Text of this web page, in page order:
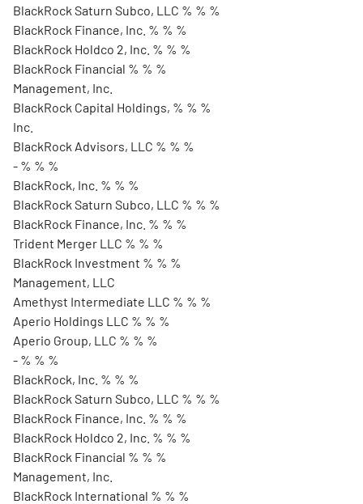
BlackRock Saturn Subco, LLC % % %
BlackRock Finance, Inc. % % %
BlackRock Holdco 2, Inc. % % %
BlackRock Financial % % %
Management, Inc.
BlackRock Capital Holdings, % % %
Inc.
BlackRock Advisors, LLC % % %
- % % %
BlackRock, Inc. % % %
BlackRock Saturn Subco, LLC % % %
BlackRock Finance, Inc. % % %
Trident Merger LLC % % %
BlackRock Investment % % %
Management, LLC
Amethyst Intermediate LLC % % %
Aperio Holdings LLC % % %
Aperio Group, LLC % % %
- % % %
BlackRock, Inc. % % %
BlackRock Saturn Subco, LLC % % %
BlackRock Finance, Inc. % % %
BlackRock Holdco 2, Inc. % % %
BlackRock Financial % % %
Management, Inc.
BlackRock International % % %